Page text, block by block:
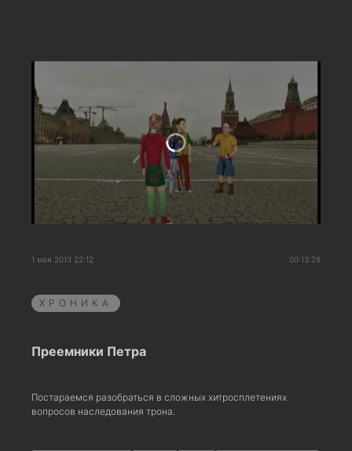
1 мая 2013 22:12 00:13:29
ХРОНИКА
Преемники Петра
Постараемся разобраться в сложных хитросплетениях
вопросов наследования трона.